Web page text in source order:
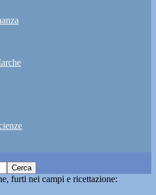
furti nei campi e ricettazione: